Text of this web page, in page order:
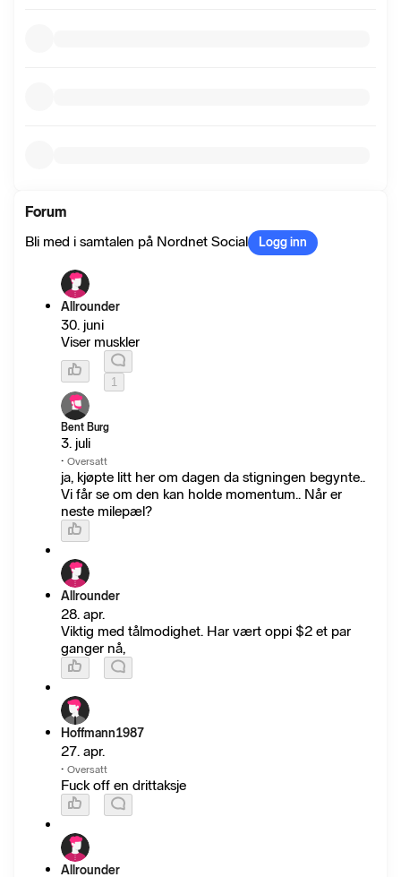
Forum
Bli med i samtalen på Nordnet Social
Logg inn
Allrounder
30. juni
Viser muskler
1
Bent Burg
3. juli
· Oversatt
ja, kjøpte litt her om dagen da stigningen begynte..
Vi får se om den kan holde momentum.. Når er
neste milepæl?
Allrounder
28. apr.
Viktig med tålmodighet. Har vært oppi $2 et par
ganger nå,
Hoffmann1987
27. apr.
· Oversatt
Fuck off en drittaksje
Allrounder